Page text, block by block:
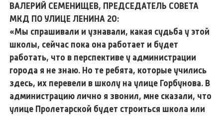
ВАЛЕРИЙ СЕМЕНИЩЕВ, ПРЕДСЕДАТЕЛЬ СОВЕТА
МКД ПО УЛИЦЕ ЛЕНИНА 20:
«Мы спрашивали и узнавали, какая судьба у этой
школы, сейчас пока она работает и будет
работать, что в перспективе у администрации
города я не знаю. Но те ребята, которые учились
здесь, их перевели в школу на улице Горбунова. В
администрацию лично я звонил, мне сказали, что
улице Пролетарской будет строиться школа или